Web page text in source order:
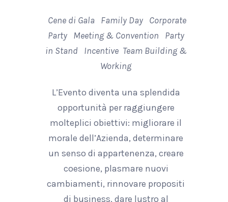
Cene di Gala Family Day Corporate
Party Meeting & Convention Party
in Stand Incentive Team Building &
Working
L’Evento diventa una splendida
opportunità per raggiungere
molteplici obiettivi: migliorare il
morale dell’Azienda, determinare
un senso di appartenenza, creare
coesione, plasmare nuovi
cambiamenti, rinnovare propositi
di business, dare lustro al